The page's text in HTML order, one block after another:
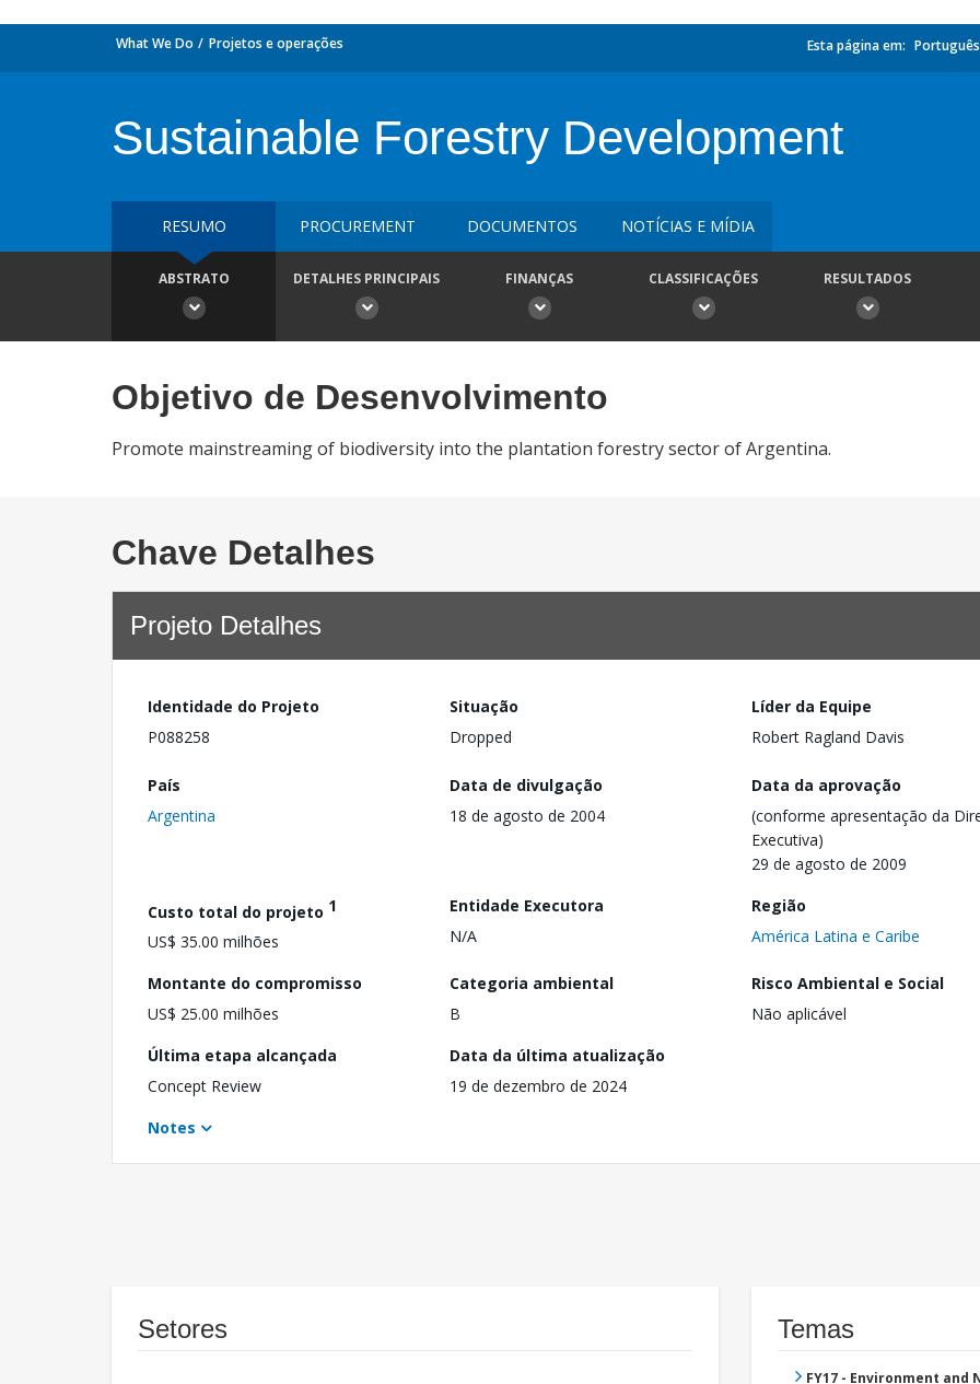
What We Do Projetos e operações Esta página em: Português
Sustainable Forestry Development
RESUMO PROCUREMENT DOCUMENTOS NOTÍCIAS E MÍDIA
ABSTRATO DETALHES PRINCIPAIS FINANÇAS CLASSIFICAÇÕES RESULTADOS
Objetivo de Desenvolvimento
Promote mainstreaming of biodiversity into the plantation forestry sector of Argentina.
Chave Detalhes
Projeto Detalhes
Identidade do Projeto
P088258
Situação
Dropped
Líder da Equipe
Robert Ragland Davis
País
Argentina
Data de divulgação
18 de agosto de 2004
Data da aprovação
(conforme apresentação da
Executiva)
29 de agosto de 2009
Custo total do projeto 1
US$ 35.00 milhões
Entidade Executora
N/A
Região
América Latina e Caribe
Montante do compromisso
US$ 25.00 milhões
Categoria ambiental
B
Risco Ambiental e Social
Não aplicável
Última etapa alcançada
Concept Review
Data da última atualização
19 de dezembro de 2024
Notes
Setores Temas
FY17 - Environment